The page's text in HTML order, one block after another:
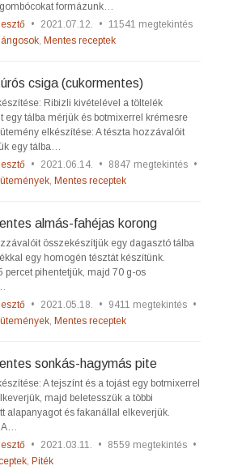
formázunk…
• 2021.07.12. • 11541 megtekintés
, Mentes receptek
csiga (cukormentes)
Ribizli kivételével a töltelék
egy tálba mérjük és botmixerrel krémesre
elkészítése: A tészta hozzávalóit
egy tálba…
• 2021.06.14. • 8847 megtekintés •
, Mentes receptek
almás-fahéjas korong
összekészítjük egy dagasztó tálba
egy homogén tésztát készítünk.
percet pihentetjük, majd 70 g-os
• 2021.05.18. • 9411 megtekintés •
, Mentes receptek
sonkás-hagymás pite
A tejszínt és a tojást egy botmixerrel
majd beletesszük a többi
alapanyagot és fakanállal elkeverjük.
A…
• 2021.03.11. • 8559 megtekintés •
, Piték